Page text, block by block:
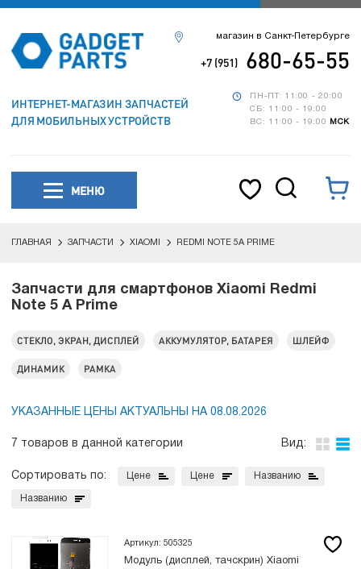
ИНТЕРНЕТ-МАГАЗИН ЗАПЧАСТЕЙ
ДЛЯ МОБИЛЬНЫХ УСТРОЙСТВ
ПН-ПТ: 11:00 - 20:00
СБ: 11:00 - 19:00
ВС: 11:00 - 19:00
МСК
магазин в Санкт-Петербурге
+7 (951) 680-65-55
МЕНЮ
ГЛАВНАЯ ЗАПЧАСТИ XIAOMI REDMI NOTE 5A PRIME
Запчасти для смартфонов Xiaomi Redmi
Note 5 A Prime
СТЕКЛО, ЭКРАН, ДИСПЛЕЙ АККУМУЛЯТОР, БАТАРЕЯ ШЛЕЙФ
ДИНАМИК РАМКА
УКАЗАННЫЕ ЦЕНЫ АКТУАЛЬНЫ НА 08.08.2026
7 товаров в данной категории Вид:
Сортировать по: Цене Цене Названию
Названию
Артикул: 505325
Модуль (дисплей, тачскрин) Xiaomi